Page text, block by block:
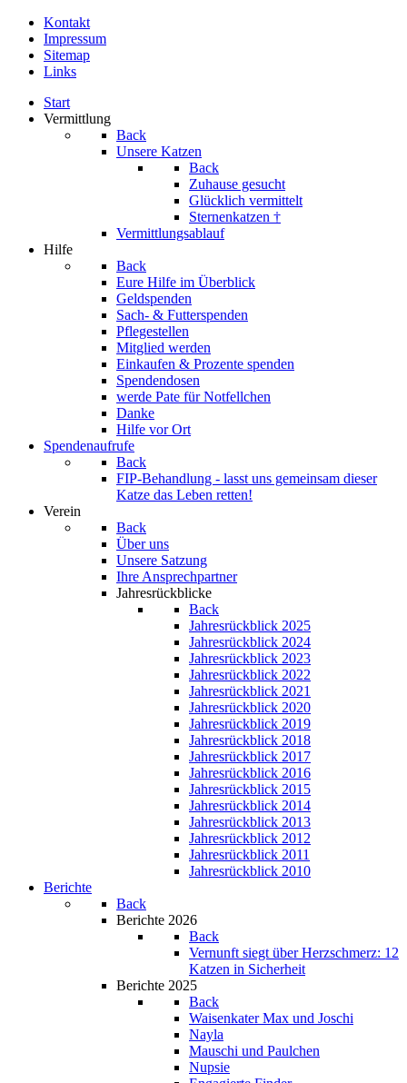
Kontakt
Impressum
Sitemap
Links
Start
Vermittlung
Back
Unsere Katzen
Back
Zuhause gesucht
Glücklich vermittelt
Sternenkatzen †
Vermittlungsablauf
Hilfe
Back
Eure Hilfe im Überblick
Geldspenden
Sach- & Futterspenden
Pflegestellen
Mitglied werden
Einkaufen & Prozente spenden
Spendendosen
werde Pate für Notfellchen
Danke
Hilfe vor Ort
Spendenaufrufe
Back
FIP-Behandlung - lasst uns gemeinsam dieser
Katze das Leben retten!
Verein
Back
Über uns
Unsere Satzung
Ihre Ansprechpartner
Jahresrückblicke
Back
Jahresrückblick 2025
Jahresrückblick 2024
Jahresrückblick 2023
Jahresrückblick 2022
Jahresrückblick 2021
Jahresrückblick 2020
Jahresrückblick 2019
Jahresrückblick 2018
Jahresrückblick 2017
Jahresrückblick 2016
Jahresrückblick 2015
Jahresrückblick 2014
Jahresrückblick 2013
Jahresrückblick 2012
Jahresrückblick 2011
Jahresrückblick 2010
Berichte
Back
Berichte 2026
Back
Vernunft siegt über Herzschmerz: 12
Katzen in Sicherheit
Berichte 2025
Back
Waisenkater Max und Joschi
Nayla
Mauschi und Paulchen
Nupsie